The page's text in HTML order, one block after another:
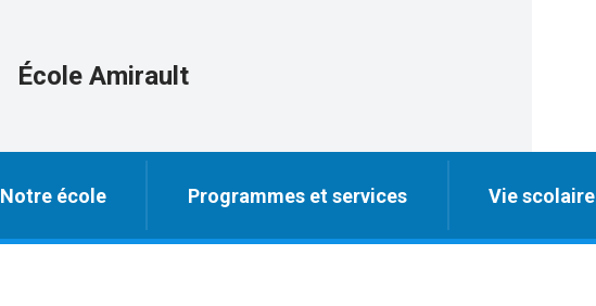
École Amirault
Notre école Programmes et services Vie scolaire